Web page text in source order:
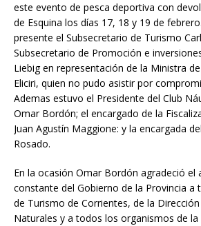
este evento de pesca deportiva con
de Esquina los días 17, 18 y 19 de
presente el Subsecretario de Turismo
Subsecretario de Promoción e
Liebig en representación de la Ministra
Eliciri, quien no pudo asistir por
Ademas estuvo el Presidente del Club
Omar Bordón; el encargado de la
Juan Agustín Maggione: y la encargada
Rosado.
En la ocasión Omar Bordón agradeció el
constante del Gobierno de la Provincia a
de Turismo de Corrientes, de la
Naturales y a todos los organismos de la